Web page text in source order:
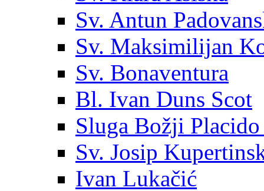
Sv. Antun
Sv. Maksimilijan
Sv. Bonaventura
Bl. Ivan Duns Scot
Sluga Božji Placido
Sv. Josip
Ivan Lukačić